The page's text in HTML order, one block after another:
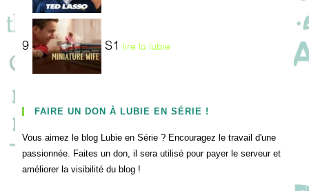
9 S1 lire la lubie
FAIRE UN DON À LUBIE EN SÉRIE !
Vous aimez le blog Lubie en Série ? Encouragez le travail d'une
passionnée. Faites un don, il sera utilisé pour payer le serveur et
améliorer la visibilité du blog !